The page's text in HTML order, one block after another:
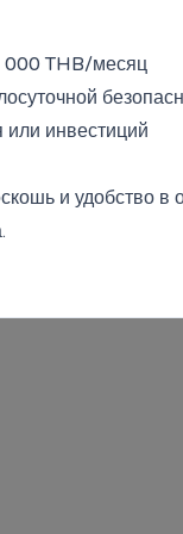
000 THB/месяц
или инвестиций
и удобство